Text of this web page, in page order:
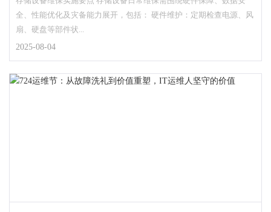
全、性能优化及灾备能力展开，包括： 硬件维护：定期检查电源、风
扇、硬盘等部件状...
2025-08-04